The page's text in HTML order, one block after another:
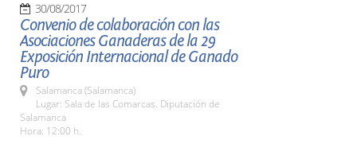
30/08/2017
Convenio de colaboración con las
Asociaciones Ganaderas de la 29
Exposición Internacional de Ganado
Puro
Salamanca (Salamanca)
Lugar: Sala de las Comarcas. Diputación de
Salamanca
Hora: 12:00 h.